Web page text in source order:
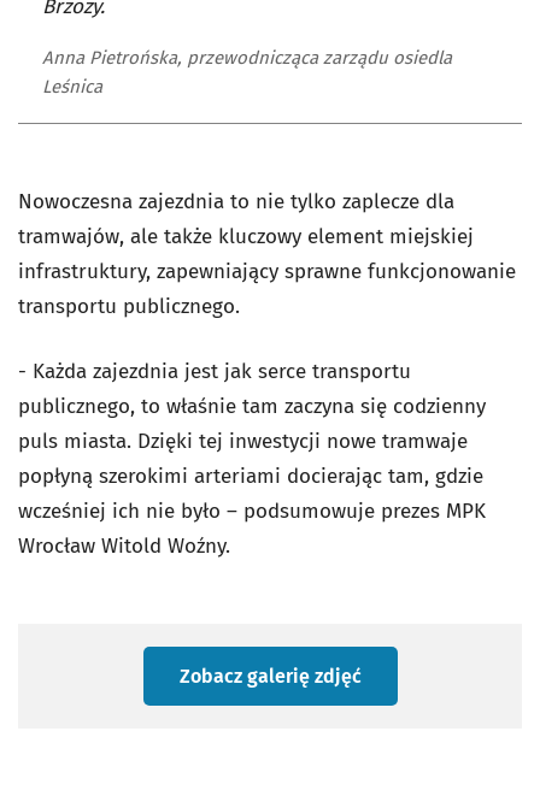
Brzozy.
Anna Pietrońska, przewodnicząca zarządu osiedla
Leśnica
Nowoczesna zajezdnia to nie tylko zaplecze dla
tramwajów, ale także kluczowy element miejskiej
infrastruktury, zapewniający sprawne funkcjonowanie
transportu publicznego.
- Każda zajezdnia jest jak serce transportu
publicznego, to właśnie tam zaczyna się codzienny
puls miasta. Dzięki tej inwestycji nowe tramwaje
popłyną szerokimi arteriami docierając tam, gdzie
wcześniej ich nie było – podsumowuje prezes MPK
Wrocław Witold Woźny.
Zobacz galerię zdjęć